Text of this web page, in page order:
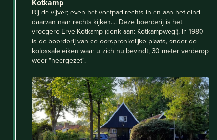
Kotkamp
Bij de vijver; even het voetpad rechts in en aan het eind
daarvan naar rechts kijken.... Deze boerderij is het
vroegere Erve Kotkamp (denk aan: Kotkampweg!). In 1980
is de boerderij van de oorspronkelijke plaats, onder de
kolossale eiken waar u zich nu bevindt, 30 meter verderop
weer "neergezet".